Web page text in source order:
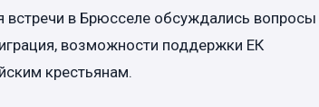
в Брюсселе обсуждались вопросы
возможности поддержки ЕК
крестьянам.